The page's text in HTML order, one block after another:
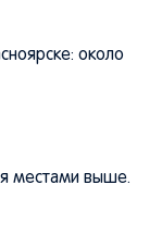
около
местами выше.